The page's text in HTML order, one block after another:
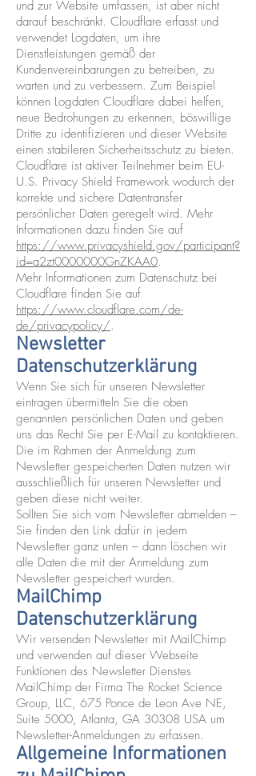
und zur Website umfassen, ist aber nicht
darauf beschränkt. Cloudflare erfasst und
verwendet Logdaten, um ihre
Dienstleistungen gemäß der
Kundenvereinbarungen zu betreiben, zu
warten und zu verbessern. Zum Beispiel
können Logdaten Cloudflare dabei helfen,
neue Bedrohungen zu erkennen, böswillige
Dritte zu identifizieren und dieser Website
einen stabileren Sicherheitsschutz zu bieten.
Cloudflare ist aktiver Teilnehmer beim EU-
U.S. Privacy Shield Framework wodurch der
korrekte und sichere Datentransfer
persönlicher Daten geregelt wird. Mehr
Informationen dazu finden Sie auf
https://www.privacyshield.gov/participant?
id=a2zt0000000GnZKAA0.
Mehr Informationen zum Datenschutz bei
Cloudflare finden Sie auf
https://www.cloudflare.com/de-
de/privacypolicy/.
Newsletter
Datenschutzerklärung
Wenn Sie sich für unseren Newsletter
eintragen übermitteln Sie die oben
genannten persönlichen Daten und geben
uns das Recht Sie per E-Mail zu kontaktieren.
Die im Rahmen der Anmeldung zum
Newsletter gespeicherten Daten nutzen wir
ausschließlich für unseren Newsletter und
geben diese nicht weiter.
Sollten Sie sich vom Newsletter abmelden –
Sie finden den Link dafür in jedem
Newsletter ganz unten – dann löschen wir
alle Daten die mit der Anmeldung zum
Newsletter gespeichert wurden.
MailChimp
Datenschutzerklärung
Wir versenden Newsletter mit MailChimp
und verwenden auf dieser Webseite
Funktionen des Newsletter Dienstes
MailChimp der Firma The Rocket Science
Group, LLC, 675 Ponce de Leon Ave NE,
Suite 5000, Atlanta, GA 30308 USA um
Newsletter-Anmeldungen zu erfassen.
Allgemeine Informationen